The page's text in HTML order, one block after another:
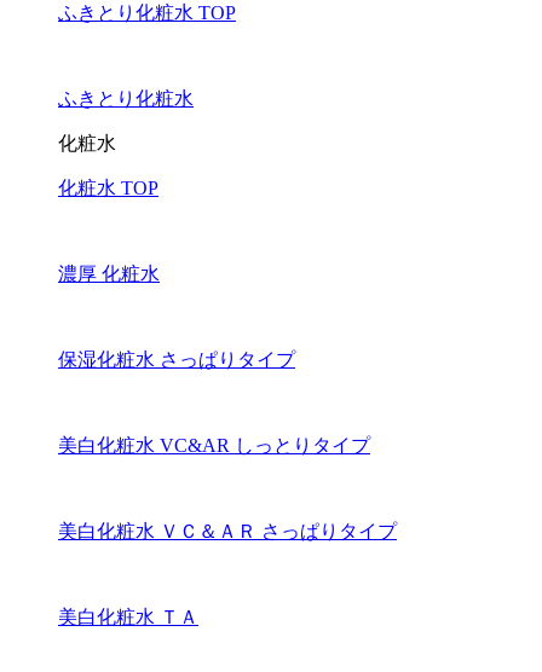
ふきとり化粧水 TOP
ふきとり化粧水
化粧水
化粧水 TOP
濃厚 化粧水
保湿化粧水 さっぱりタイプ
美白化粧水 VC&AR しっとりタイプ
美白化粧水 ＶＣ＆ＡＲ さっぱりタイプ
美白化粧水 ＴＡ